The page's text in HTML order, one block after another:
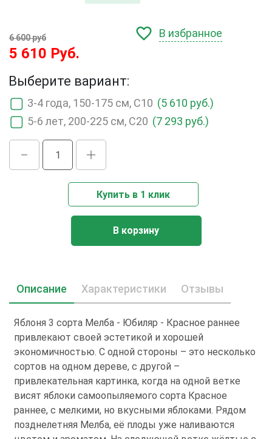
6 600 руб
5 610 Руб.
В избранное
Выберите вариант:
3-4 года, 150-175 см, С10 (5 610 руб.)
5-6 лет, 200-225 см, С20 (7 293 руб.)
Купить в 1 клик
В корзину
Описание Характеристики Отзывы
Яблоня 3 сорта Мелба - Юбиляр - Красное раннее
привлекают своей эстетикой и хорошей
экономичностью. С одной стороны – это несколько
сортов на одном дереве, с другой –
привлекательная картинка, когда на одной ветке
висят яблоки самоопыляемого сорта Красное
раннее, с мелкими, но вкусными яблоками. Рядом
позднелетняя Мелба, её плоды уже наливаются